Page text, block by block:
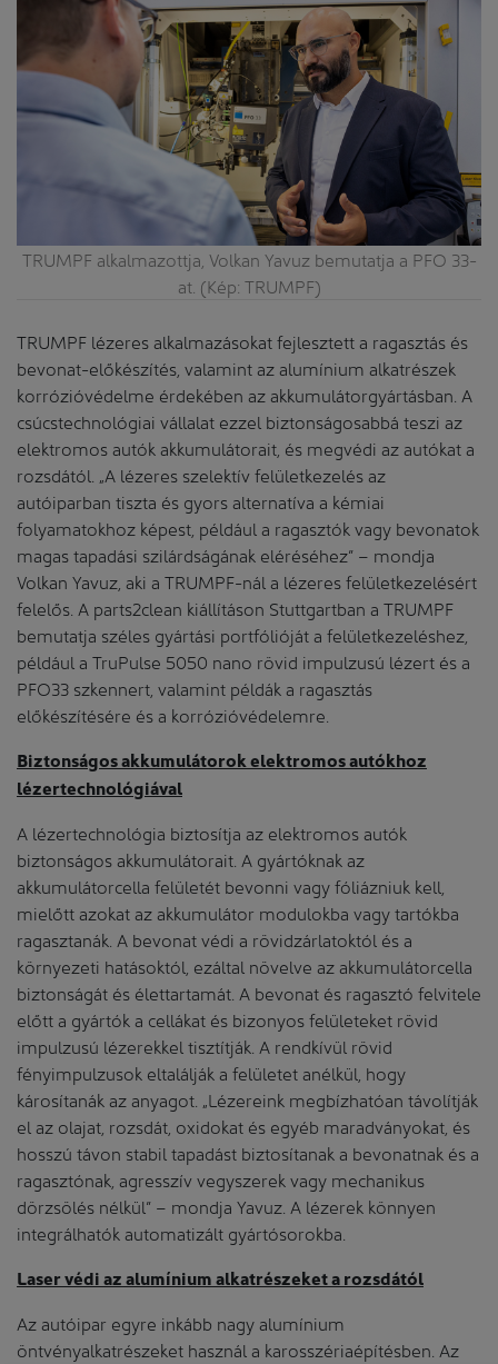
TRUMPF alkalmazottja, Volkan Yavuz bemutatja a PFO 33-
at. (Kép: TRUMPF)
TRUMPF lézeres alkalmazásokat fejlesztett a ragasztás és
bevonat-előkészítés, valamint az alumínium alkatrészek
korrózióvédelme érdekében az akkumulátorgyártásban. A
csúcstechnológiai vállalat ezzel biztonságosabbá teszi az
elektromos autók akkumulátorait, és megvédi az autókat a
rozsdától. „A lézeres szelektív felületkezelés az
autóiparban tiszta és gyors alternatíva a kémiai
folyamatokhoz képest, például a ragasztók vagy bevonatok
magas tapadási szilárdságának eléréséhez” – mondja
Volkan Yavuz, aki a TRUMPF-nál a lézeres felületkezelésért
felelős. A parts2clean kiállításon Stuttgartban a TRUMPF
bemutatja széles gyártási portfólióját a felületkezeléshez,
például a TruPulse 5050 nano rövid impulzusú lézert és a
PFO33 szkennert, valamint példák a ragasztás
előkészítésére és a korrózióvédelemre.
Biztonságos akkumulátorok elektromos autókhoz
lézertechnológiával
A lézertechnológia biztosítja az elektromos autók
biztonságos akkumulátorait. A gyártóknak az
akkumulátorcella felületét bevonni vagy fóliázniuk kell,
mielőtt azokat az akkumulátor modulokba vagy tartókba
ragasztanák. A bevonat védi a rövidzárlatoktól és a
környezeti hatásoktól, ezáltal növelve az akkumulátorcella
biztonságát és élettartamát. A bevonat és ragasztó felvitele
előtt a gyártók a cellákat és bizonyos felületeket rövid
impulzusú lézerekkel tisztítják. A rendkívül rövid
fényimpulzusok eltalálják a felületet anélkül, hogy
károsítanák az anyagot. „Lézereink megbízhatóan távolítják
el az olajat, rozsdát, oxidokat és egyéb maradványokat, és
hosszú távon stabil tapadást biztosítanak a bevonatnak és a
ragasztónak, agresszív vegyszerek vagy mechanikus
dörzsölés nélkül” – mondja Yavuz. A lézerek könnyen
integrálhatók automatizált gyártósorokba.
Laser védi az alumínium alkatrészeket a rozsdától
Az autóipar egyre inkább nagy alumínium
öntvényalkatrészeket használ a karosszériaépítésben. Az